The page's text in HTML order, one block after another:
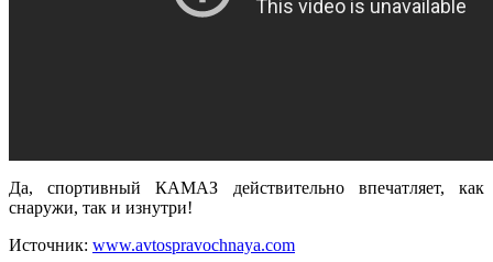
Да, спортивный КАМАЗ действительно впечатляет, как
снаружи, так и изнутри!
Источник: www.avtospravochnaya.com